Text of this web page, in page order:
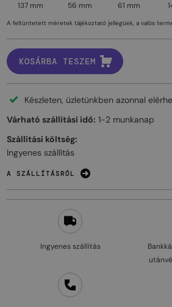
Ingyenes szállítás
137 mm 56 mm 61 mm
A feltüntetett méretek tájékoztató jellegűek, a valós
KOSÁRBA TESZEM
Készleten, üzletünkben azonnal
Várható szállítási idő: 1-2 munkanap
Szállítási költség:
Ingyenes szállítás
A SZÁLLÍTÁSRÓL